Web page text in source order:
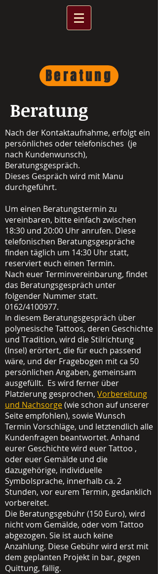
Beratung
Beratung
Nach der Kontaktaufnahme, erfolgt ein
persönliches oder telefonisches (je
nach Kundenwunsch),
Beratungsgespräch.
Dieses Gespräch wird mit Manu
durchgeführt.
Um einen Beratungstermin zu
vereinbaren, bitte einfach zwischen
18:30 und 20:00 Uhr anrufen. Diese
telefonischen Beratungsgespräche
finden täglich um 14:30 Uhr statt,
reserviert euch einen Termin.
Nach euer Terminvereinbarung, findet
das Beratungsgespräch unter
folgender Nummer statt.
0162/4100977.
In diesem Beratungsgespräch über
polynesische Tattoos, deren Geschichte
und Tradition, wird die Stilrichtung
(Insel) erörtert, die für euch passend
wäre, und der Fragebogen mit ca 50
persönlichen Angaben, gemeinsam
ausgefüllt. Es wird ferner über
Platzierung gesprochen, Vorbereitung
und Nachsorge(wie schon auf unserer
Seite empfohlen), sowie Wunsch
Termin Vorschläge, und letztendlich alle
Kundenfragen beantwortet. Anhand
eurer Geschichte wird euer Tattoo ,
oder euer Gemälde und die
dazugehörige, individuelle
Symbolsprache, innerhalb ca. 2
Stunden, vor eurem Termin, gedanklich
vorbereitet.
Die Beratungsgebühr (150 Euro), wird
nicht vom Gemälde, oder vom Tattoo
abgezogen. Sie ist auch keine
Anzahlung. Diese Gebühr wird erst mit
dem geplanten Projekt in bar, gegen
Quittung, fällig.